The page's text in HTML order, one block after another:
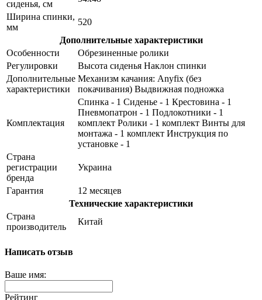
сиденья, см
Ширина спинки,
мм
520
Дополнительные характеристики
Особенности
Обрезиненные ролики
Регулировки
Высота сиденья Наклон спинки
Дополнительные
характеристики
Механизм качания: Anyfix (без
покачивания) Выдвижная подножка
Комплектация
Спинка - 1 Сиденье - 1 Крестовина - 1
Пневмопатрон - 1 Подлокотники - 1
комплект Ролики - 1 комплект Винты для
монтажа - 1 комплект Инструкция по
установке - 1
Страна
регистрации
бренда
Украина
Гарантия
12 месяцев
Технические характеристики
Страна
производитель
Китай
Написать отзыв
Ваше имя:
Рейтинг